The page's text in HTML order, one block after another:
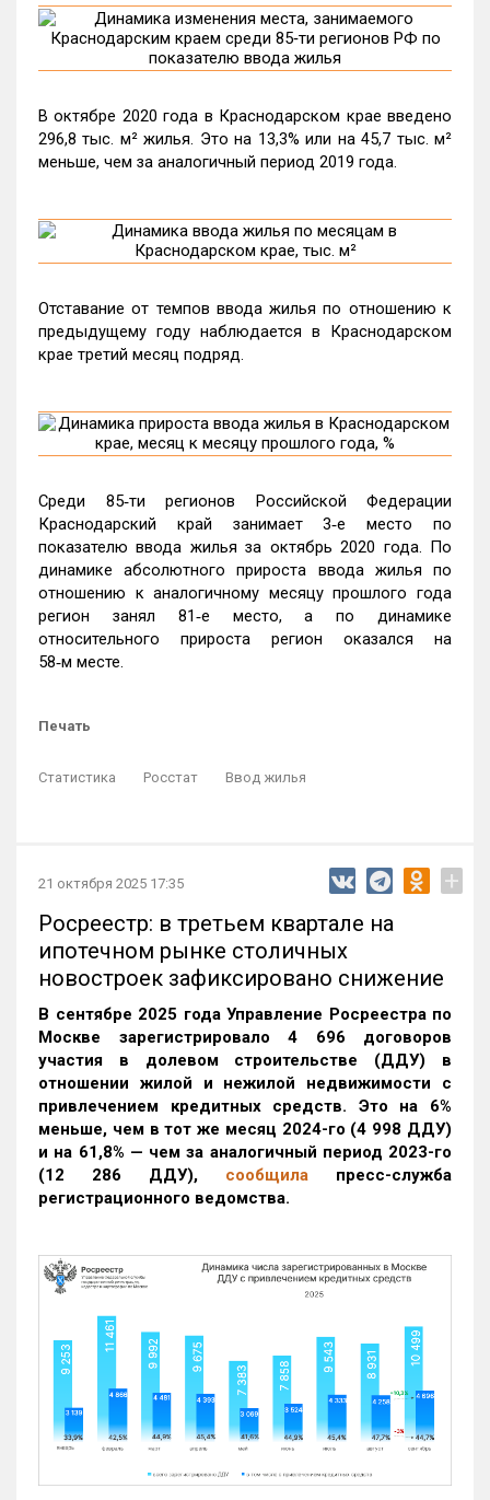
В октябре 2020 года в Краснодарском крае введено
296,8 тыс. м² жилья. Это на 13,3% или на 45,7 тыс. м²
меньше, чем за аналогичный период 2019 года.
Отставание от темпов ввода жилья по отношению к
предыдущему году наблюдается в Краснодарском
крае третий месяц подряд.
Среди 85‑ти регионов Российской Федерации
Краснодарский край занимает 3‑е место по
показателю ввода жилья за октябрь 2020 года. По
динамике абсолютного прироста ввода жилья по
отношению к аналогичному месяцу прошлого года
регион занял 81‑е место, а по динамике
относительного прироста регион оказался на
58‑м месте.
Печать
Статистика Росстат Ввод жилья
21 октября 2025 17:35 +
Росреестр: в третьем квартале на
ипотечном рынке столичных
новостроек зафиксировано снижение
В сентябре 2025 года Управление Росреестра по
Москве зарегистрировало 4 696 договоров
участия в долевом строительстве (ДДУ) в
отношении жилой и нежилой недвижимости с
привлечением кредитных средств. Это на 6%
меньше, чем в тот же месяц 2024-го (4 998 ДДУ)
и на 61,8% — чем за аналогичный период 2023-го
(12 286 ДДУ), сообщила пресс-служба
регистрационного ведомства.